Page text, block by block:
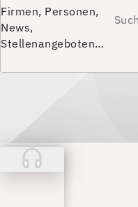
Firmen, Personen,
News,
Stellenangeboten…